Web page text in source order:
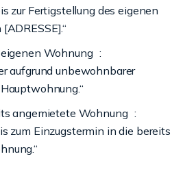
zur Fertigstellung des eigenen
Wohnung :
aufgrund unbewohnbarer
angemietete Wohnung :
zum Einzugstermin in die bereits